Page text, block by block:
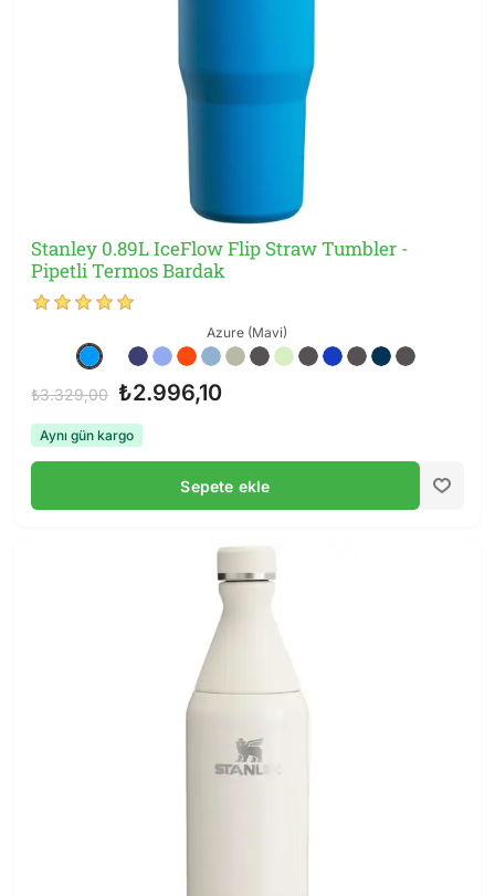
Stanley 0.89L IceFlow Flip Straw Tumbler -
Pipetli Termos Bardak
Azure (Mavi)
₺3.329,00 ₺2.996,10
Aynı gün kargo
Sepete ekle